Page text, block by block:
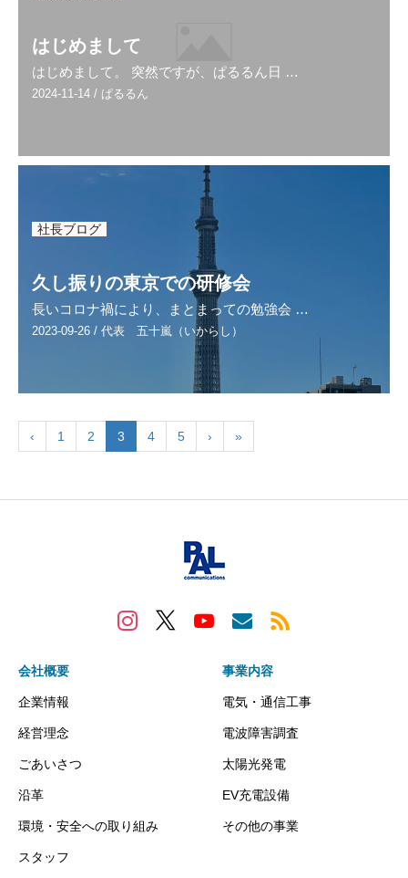
はじめまして
はじめまして。 突然ですが、ぱるるん日 …
2024-11-14 / ぱるるん
社長ブログ
久し振りの東京での研修会
長いコロナ禍により、まとまっての勉強会 …
2023-09-26 / 代表 五十嵐（いからし）
‹ 1 2 3 4 5 › »
会社概要
企業情報
経営理念
ごあいさつ
沿革
環境・安全への取り組み
スタッフ
事業内容
電気・通信工事
電波障害調査
太陽光発電
EV充電設備
その他の事業